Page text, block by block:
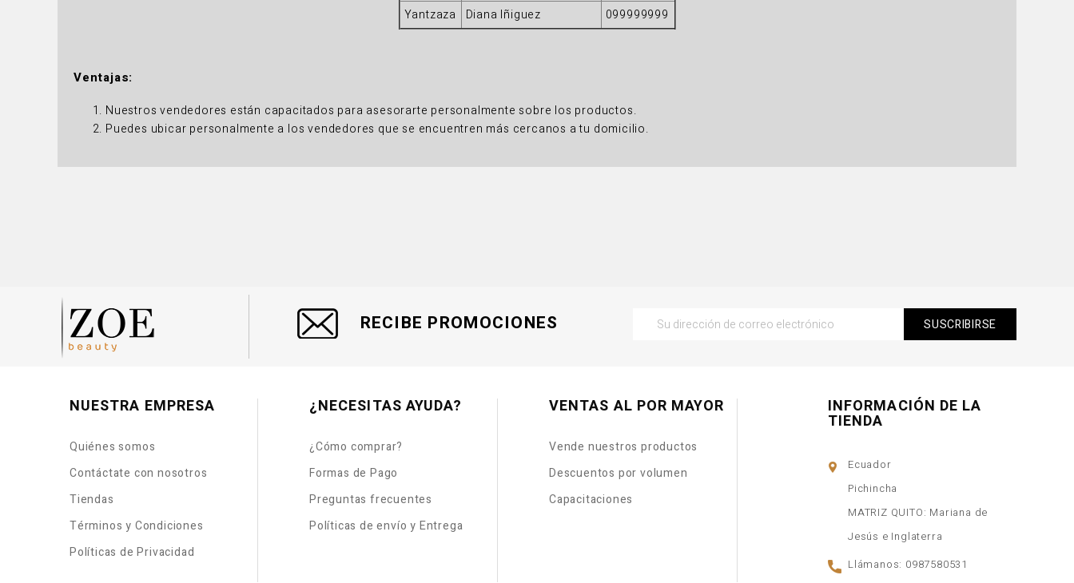
Yantzaza
Diana Iñiguez 099999999
Ventajas:
Nuestros vendedores están capacitados para asesorarte personalmente sobre los productos.
Puedes ubicar personalmente a los vendedores que se encuentren más cercanos a tu domicilio.
RECIBE PROMOCIONES
NUESTRA EMPRESA
Quiénes somos
Contáctate con nosotros
Tiendas
Términos y Condiciones
Políticas de Privacidad
¿NECESITAS AYUDA?
¿Cómo comprar?
Formas de Pago
Preguntas frecuentes
Políticas de envío y Entrega
VENTAS AL POR MAYOR
Vende nuestros productos
Descuentos por volumen
Capacitaciones
INFORMACIÓN DE LA
TIENDA
Ecuador
Pichincha
MATRIZ QUITO: Mariana de
Jesús e Inglaterra
Llámanos: 0987580531